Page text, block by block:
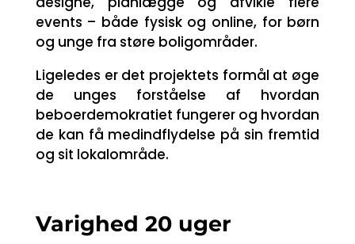
events – både fysisk og online, for børn
og unge fra støre boligområder.
Ligeledes er det projektets formål at øge
de unges forståelse af hvordan
beboerdemokratiet fungerer og hvordan
de kan få medindflydelse på sin fremtid
og sit lokalområde.
Varighed 20 uger